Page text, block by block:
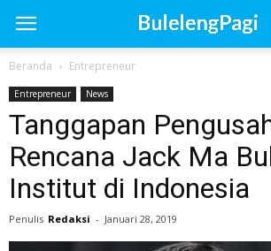
Beranda Entrepreneur
Entrepreneur News
Tanggapan
Rencana Jack Ma
Institut di Indonesia
Penulis Redaksi - Januari 28, 2019